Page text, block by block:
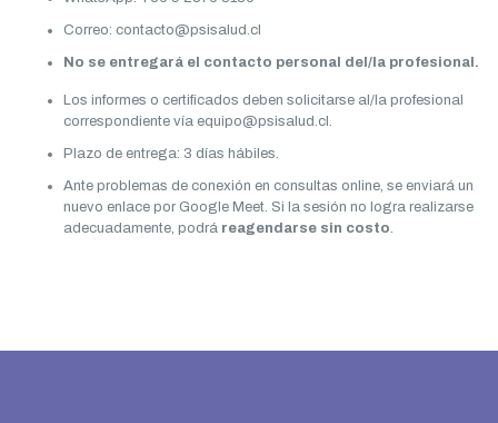
Correo: contacto@psisalud.cl
No se entregará el contacto personal del/la profesional.
Los informes o certificados deben solicitarse al/la profesional
correspondiente vía equipo@psisalud.cl.
Plazo de entrega: 3 días hábiles.
Ante problemas de conexión en consultas online, se enviará un
nuevo enlace por Google Meet. Si la sesión no logra realizarse
adecuadamente, podrá reagendarse sin costo.